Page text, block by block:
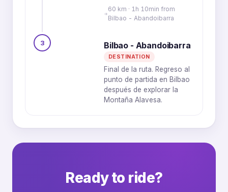
60 km · 1h 10min from
Bilbao - Abandoibarra
3 Bilbao - Abandoibarra
DESTINATION
Final de la ruta. Regreso al
punto de partida en Bilbao
después de explorar la
Montaña Alavesa.
Ready to ride?